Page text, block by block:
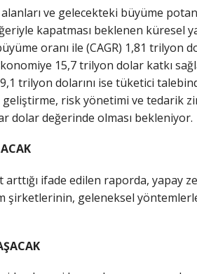
ve gelecekteki büyüme
kapatması beklenen küresel
oranı ile (CAGR) 1,81 trilyon
15,7 trilyon dolar katkı
trilyon dolarını ise tüketici
geliştirme, risk yönetimi ve tedarik
dolar değerinde olması bekleniyor.
arttığı ifade edilen raporda, yapay
geleneksel